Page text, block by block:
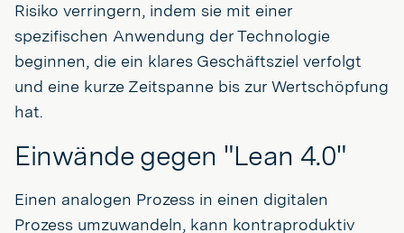
Risiko verringern, indem sie mit einer
spezifischen Anwendung der Technologie
beginnen, die ein klares Geschäftsziel verfolgt
und eine kurze Zeitspanne bis zur Wertschöpfung
hat.
Einwände gegen "Lean 4.0"
Einen analogen Prozess in einen digitalen
Prozess umzuwandeln, kann kontraproduktiv